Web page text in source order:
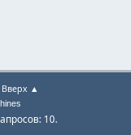
Вверх ▲
10.